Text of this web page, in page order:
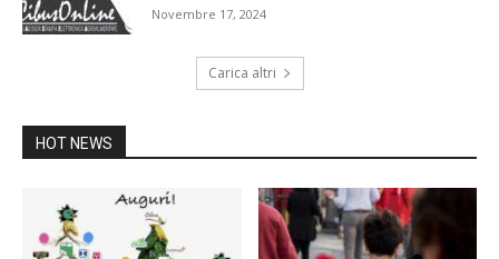
Novembre 17, 2024
Carica altri
HOT NEWS